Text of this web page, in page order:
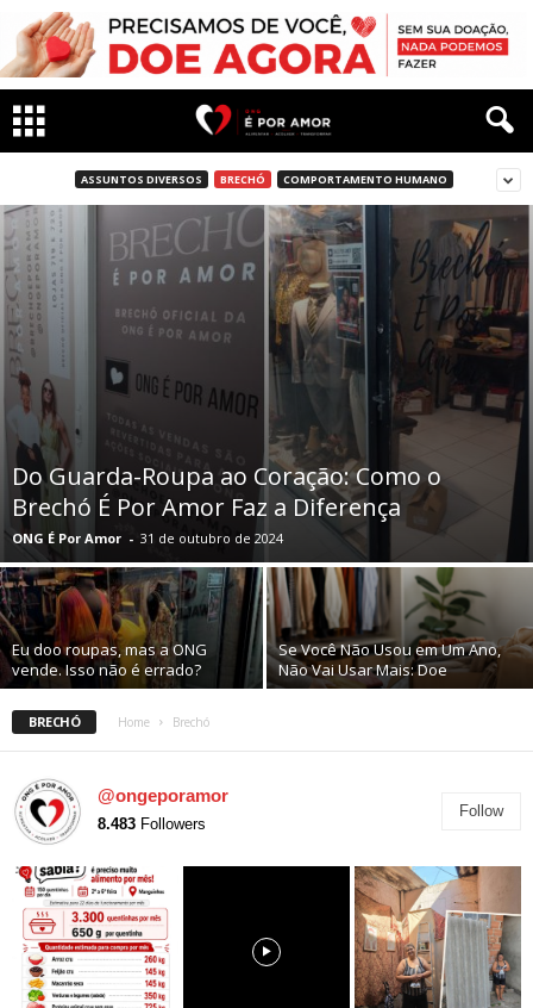
ASSUNTOS DIVERSOS BRECHÓ COMPORTAMENTO HUMANO
Do Guarda-Roupa ao Coração: Como o
Brechó É Por Amor Faz a Diferença
ONG É Por Amor - 31 de outubro de 2024
Eu doo roupas, mas a ONG
vende. Isso não é errado?
Se Você Não Usou em Um Ano,
Não Vai Usar Mais: Doe
BRECHÓ Home Brechó
@ongeporamor
8.483 Followers
Follow